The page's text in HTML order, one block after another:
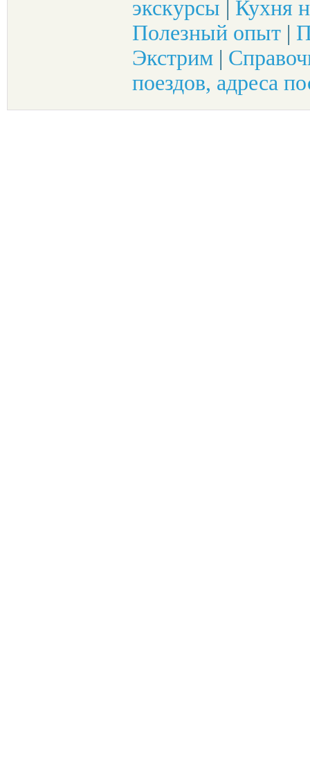
экскурсы
Кухня
Полезный опыт |
Экстрим |
поездов, адреса